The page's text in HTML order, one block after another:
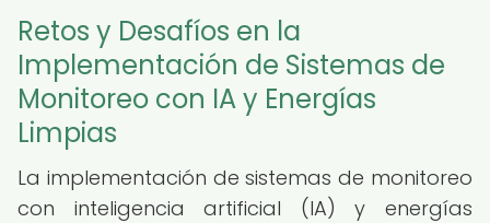
Retos y Desafíos en la
Implementación de Sistemas de
Monitoreo con IA y Energías
Limpias
La implementación de sistemas de monitoreo
con inteligencia artificial (IA) y energías